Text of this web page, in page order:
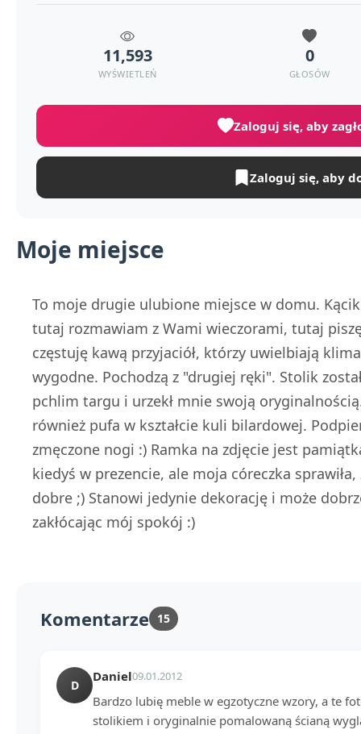
Moje miejsce
To moje drugie ulubione miejsce w domu.
tutaj rozmawiam z Wami wieczorami, tutaj
częstuję kawą przyjaciół, którzy uwielbiają
wygodne. Pochodzą z "drugiej ręki". Stolik
pchlim targu i urzekł mnie swoją
również pufa w kształcie kuli bilardowej.
zmęczone nogi :) Ramka na zdjęcie jest
kiedyś w prezencie, ale moja córeczka
dobre ;) Stanowi jedynie dekorację i może
zakłócając mój spokój :)
11,593
WYŚWIETLEŃ
0
GŁOSÓW
Zaloguj się, aby
Zaloguj się, aby
Komentarze 15
D
Daniel09.01.2012
Bardzo lubię meble w egzotyczne wzory, a te
stolikiem i oryginalnie pomalowaną ścianą